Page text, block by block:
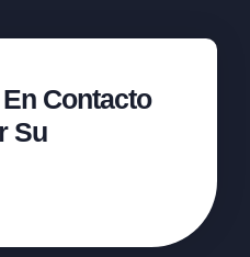
Contacto
Su